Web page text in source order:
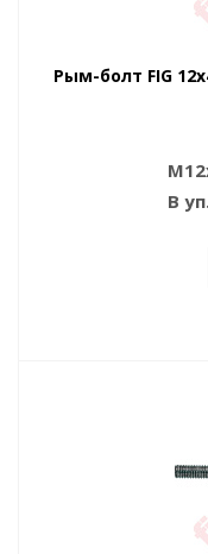
Рым-болт FIG
В